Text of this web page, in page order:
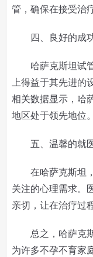
管，确保在接受治
四、良好的成
哈萨克斯坦试管
上得益于其先进的
相关数据显示，哈
地区处于领先地位。
五、温馨的就
在哈萨克斯坦，
关注的心理需求。
亲切，让在治疗过
总之，哈萨克斯
为许多不孕不育家